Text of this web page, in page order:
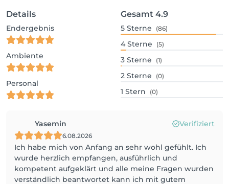
Details
Endergebnis
Ambiente
Personal
Gesamt 4.9
5 Sterne (86)
4 Sterne (5)
3 Sterne (1)
2 Sterne (0)
1 Stern (0)
Yasemin Verifiziert
6.08.2026
Ich habe mich von Anfang an sehr wohl gefühlt. Ich
wurde herzlich empfangen, ausführlich und
kompetent aufgeklärt und alle meine Fragen wurden
verständlich beantwortet kann ich mit gutem